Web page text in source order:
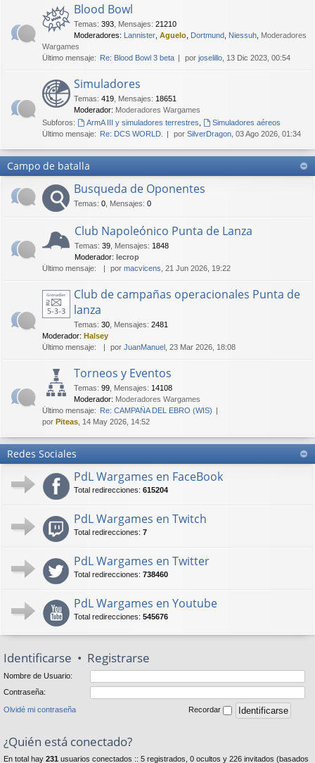
Blood Bowl
Temas: 393 Mensajes: 21210
Moderadores: Lannister Aguelo Dortmund Niessuh Moderadores
Wargames
Último mensaje: Re: Blood Bowl 3 beta por joselillo , 13 Dic 2023, 00:54
Simuladores
Temas: 419 Mensajes: 18651
Moderador: Moderadores Wargames
Subforos:
ArmA III y simuladores terrestres
Simuladores aéreos
Último mensaje: Re: DCS WORLD. por SilverDragon , 03 Ago 2026, 01:34
Campo de batalla
Busqueda de Oponentes
Temas: 0 Mensajes: 0
Club Napoleónico Punta de Lanza
Temas: 39 Mensajes: 1848
Moderador: lecrop
Último mensaje:
por macvicens , 21 Jun 2026, 19:22
Club de campañas operacionales Punta de
lanza
Temas: 30 Mensajes: 2481
Moderador: Halsey
Último mensaje:
por JuanManuel , 23 Mar 2026, 18:08
Torneos y Eventos
Temas: 99 Mensajes: 14108
Moderador: Moderadores Wargames
Último mensaje: Re: CAMPAÑA DEL EBRO (WIS)
por Piteas , 14 May 2026, 14:52
Redes Sociales
PdL Wargames en FaceBook
Total redirecciones: 615204
PdL Wargames en Twitch
Total redirecciones: 7
PdL Wargames en Twitter
Total redirecciones: 738460
PdL Wargames en Youtube
Total redirecciones: 545676
Identificarse • Registrarse
Nombre de Usuario:
Contraseña:
Olvidé mi contraseña Recordar
¿Quién está conectado?
En total hay 231 usuarios conectados :: 5 registrados, 0 ocultos y 226 invitados (basados